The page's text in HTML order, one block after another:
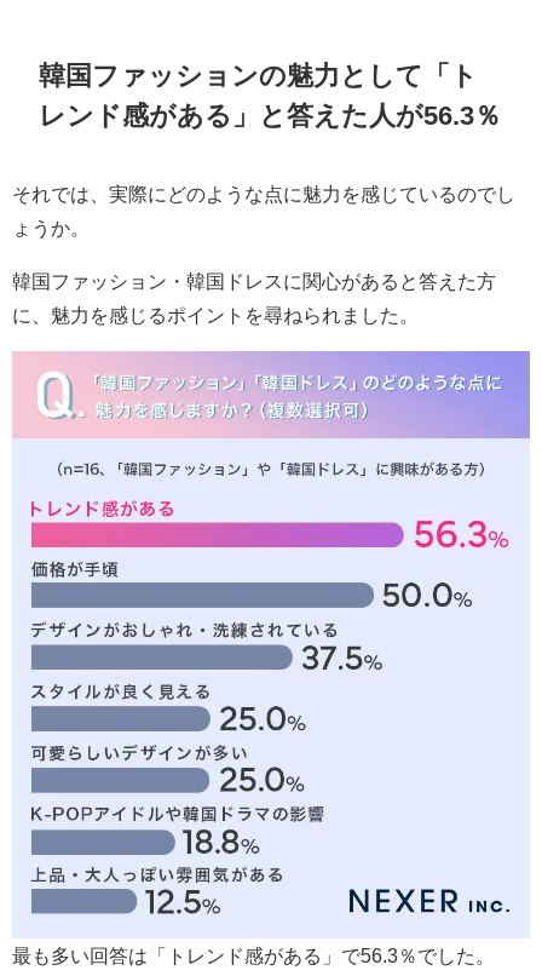
韓国ファッションの魅力として「ト
レンド感がある」と答えた人が56.3％
それでは、実際にどのような点に魅力を感じているのでし
ょうか。
韓国ファッション・韓国ドレスに関心があると答えた方
に、魅力を感じるポイントを尋ねられました。
最も多い回答は「トレンド感がある」で56.3％でした。